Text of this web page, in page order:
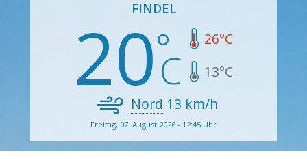
FINDEL
20 26°C
13°C
Nord 13 km/h
Freitag, 07. August 2026 - 12:45 Uhr